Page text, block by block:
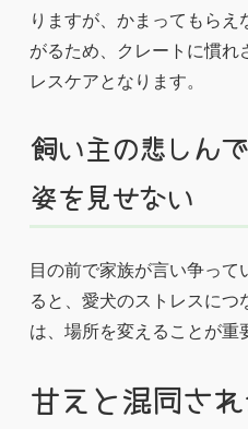
りますが、かまってもら
がるため、クレートに慣れ
レスケアとなります。
飼い主の悲しん
姿を見せない
目の前で家族が言い争っ
ると、愛犬のストレスにつ
は、場所を変えることが重
甘えと混同さ